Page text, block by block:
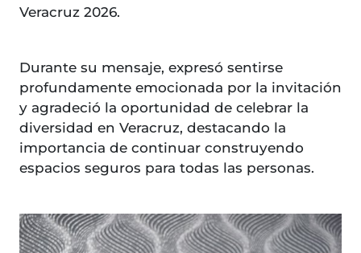
Veracruz 2026.
Durante su mensaje, expresó sentirse
profundamente emocionada por la invitación
y agradeció la oportunidad de celebrar la
diversidad en Veracruz, destacando la
importancia de continuar construyendo
espacios seguros para todas las personas.